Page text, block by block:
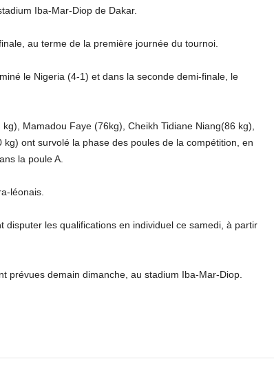
Iba-Mar-Diop de Dakar.
au terme de la première journée du tournoi.
le Nigeria (4-1) et dans la seconde demi-finale, le
Mamadou Faye (76kg), Cheikh Tidiane Niang(86 kg),
ont survolé la phase des poules de la compétition, en
la poule A.
léonais.
disputer les qualifications en individuel ce samedi, à partir
prévues demain dimanche, au stadium Iba-Mar-Diop.